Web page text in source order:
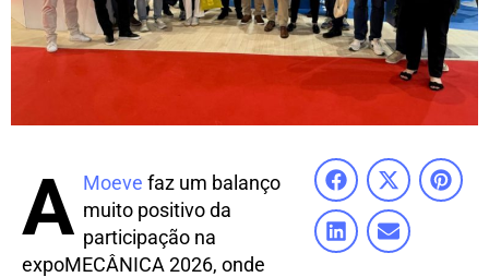
A Moeve faz um balanço
muito positivo da
participação na
expoMECÂNICA 2026, onde